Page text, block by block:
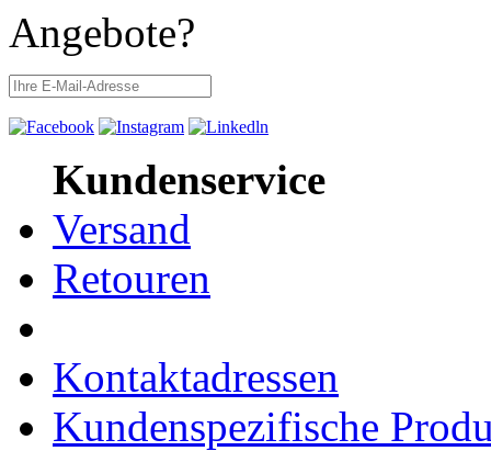
Angebote?
Kundenservice
Versand
Retouren
Kontaktadressen
Kundenspezifische